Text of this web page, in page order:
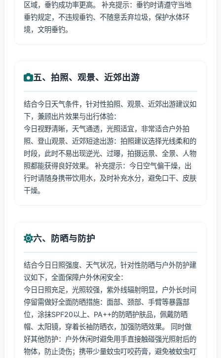
区域，垂钓成功率更高。 补充提示：垂钓时请遵守当地
垂钓规定，不违规垂钓、不随意丢弃垃圾，保护水体环
境，文明垂钓。
五、拍照、观景、近郊出游
结合今日天气条件，针对性拍照、观景、近郊出游建议如
下，兼顾出片效果与出行体验：
今日视野清晰，天气通透，光照适宜，非常适合户外拍
照、登山观景、近郊短途出游：拍照建议选择光线柔和的
时段，此时不易出现逆光、过曝，拍摄远景、全景、人物
照都能获得良好效果。 补充提示：今日空气偏干燥，出
行时请随身携带饮用水，及时补充水分，避免口干、皮肤
干燥。
六、防晒与防护
结合今日日照强度、天气状况，针对性防晒与户外防护建
议如下，全面保障户外休闲安全：
今日日照充足，光照较强，紫外线辐射明显，户外长时间
停留需做好全面防晒措施：面部、颈部、手臂等暴露部
位，涂抹SPF20以上、PA++的防晒护肤品，佩戴防晒
帽、太阳镜，穿着长袖防晒衣，加强防晒效果。 同时做
好其他防护：户外休闲时避免用手直接触碰强光照射后的
物体，防止烫伤；携带少量蚊虫叮咬药膏，避免被蚊虫叮